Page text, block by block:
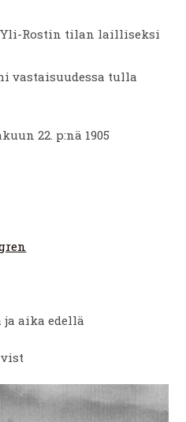
Rostin tilan lailliseksi
vastaisuudessa tulla
22. p:nä 1905
ja aika edellä